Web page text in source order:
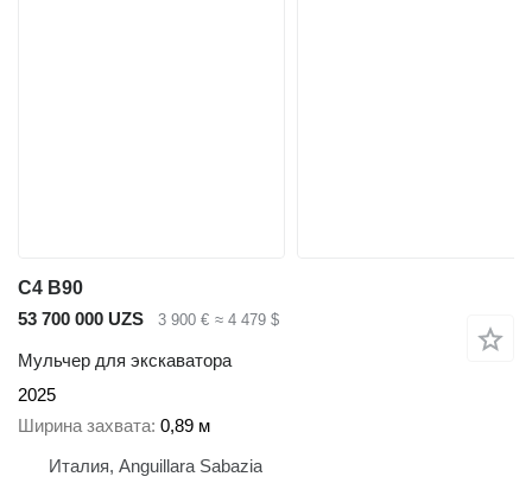
C4 B90
53 700 000 UZS
3 900 € ≈ 4 479 $
Мульчер для экскаватора
2025
Ширина захвата 0,89 м
Италия, Anguillara Sabazia